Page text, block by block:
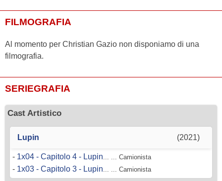
FILMOGRAFIA
Al momento per Christian Gazio non disponiamo di una
filmografia.
SERIEGRAFIA
Cast Artistico
Lupin (2021)
- 1x04 - Capitolo 4 - Lupin ... ... Camionista
- 1x03 - Capitolo 3 - Lupin ... ... Camionista